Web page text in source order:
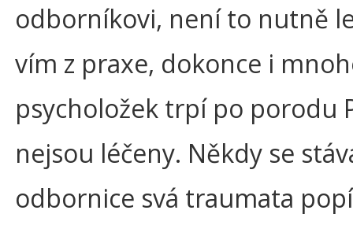
odborníkovi, není to nutně
vím z praxe, dokonce i
psycholožek trpí po porodu
nejsou léčeny. Někdy se
odbornice svá traumata